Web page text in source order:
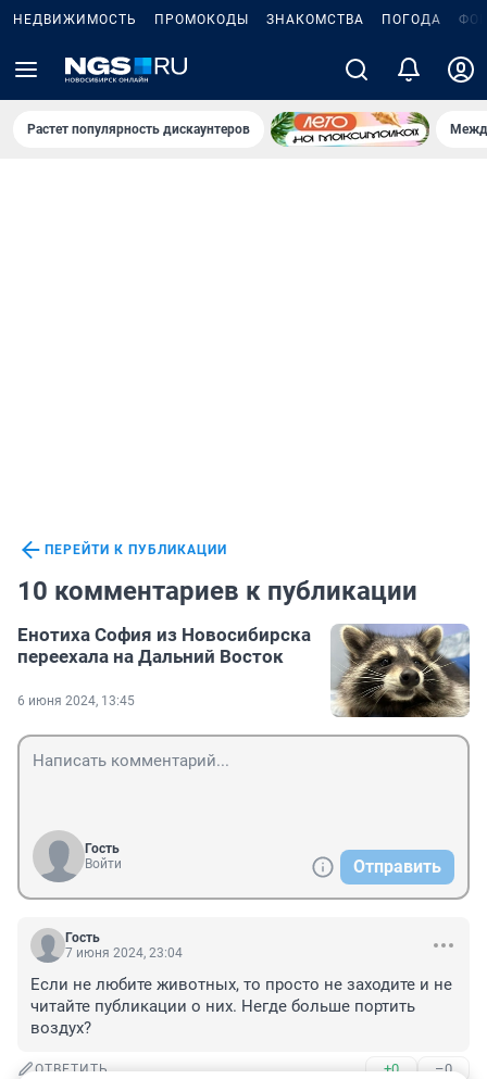
НЕДВИЖИМОСТЬ ПРОМОКОДЫ ЗНАКОМСТВА ПОГОДА
Растет популярность дискаунтеров
ПЕРЕЙТИ К ПУБЛИКАЦИИ
10 комментариев к публикации
Енотиха София из Новосибирска
переехала на Дальний Восток
6 июня 2024, 13:45
Гость
Войти
Отправить
Гость
7 июня 2024, 23:04
Если не любите животных, то просто не заходите и не
читайте публикации о них. Негде больше портить
воздух?
ОТВЕТИТЬ +0 –0